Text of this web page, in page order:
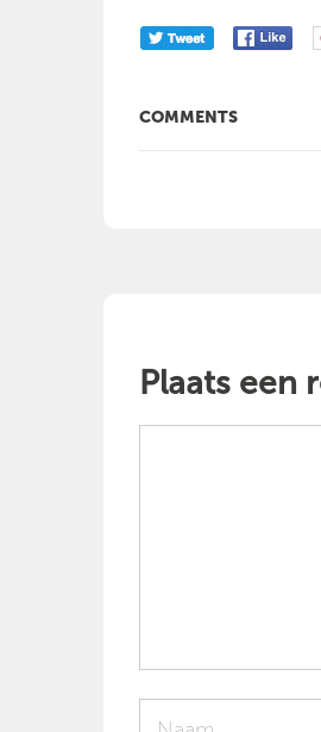
COMMENTS
Plaats een